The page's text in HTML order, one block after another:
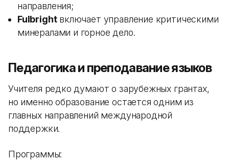
направления;
Fulbrightвключает управление критическими
минералами и горное дело.
Педагогика и преподавание языков
Учителя редко думают о зарубежных грантах,
но именно образование остается одним из
главных направлений международной
поддержки.
Программы: